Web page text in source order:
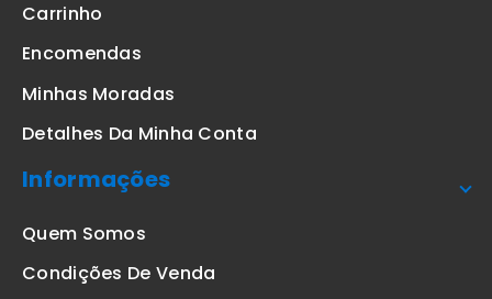
Carrinho
Encomendas
Minhas Moradas
Detalhes Da Minha Conta
Informações
Quem Somos
Condições De Venda